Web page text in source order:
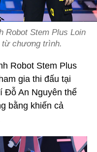
Robot Stem Plus Loin
chương trình.
Robot Stem Plus
gia thi đấu tại
Đỗ An Nguyên thể
bằng khiến cả